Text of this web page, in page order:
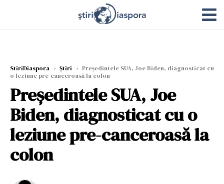
StiriDiaspora › Știri › Preşedintele SUA, Joe Biden, diagnosticat cu
o leziune pre-canceroasă la colon
Preşedintele SUA, Joe
Biden, diagnosticat cu o
leziune pre-canceroasă la
colon